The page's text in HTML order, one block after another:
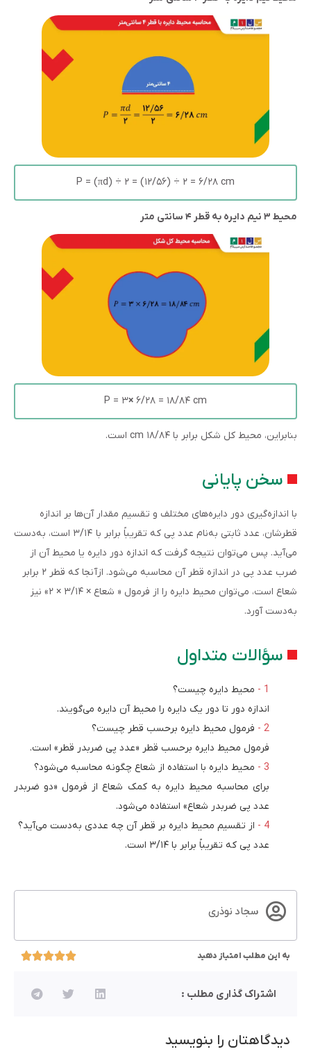
P = (πd) ÷ ۲ = (۱۲/۵۶) ÷ ۲ = ۶/۲۸ cm
محیط ۳ نیم دایره به قطر ۴ سانتی متر
P = ۳× ۶/۲۸ = ۱۸/۸۴ cm
بنابراین، محیط کل شکل برابر با ۱۸/۸۴ cm است.
سخن پایانی
با اندازه‌گیری دور دایره‌های مختلف و تقسیم مقدار آن‌ها بر اندازه
قطرشان، عدد ثابتی به‌نام عدد پی که تقریباً برابر با ۳/۱۴ است، به‌دست
می‌آید. پس می‌توان نتیجه گرفت که اندازه دور دایره یا محیط آن از
ضرب عدد پی در اندازه قطر آن محاسبه می‌شود. ازآنجا که قطر ۲ برابر
شعاع است، می‌توان محیط دایره را از فرمول « شعاع × ۳/۱۴ × ۲» نیز
به‌دست آورد.
سؤالات متداول
محیط دایره چیست؟
اندازه دور تا دور یک دایره را محیط آن دایره می‌گویند.
فرمول محیط دایره برحسب قطر چیست؟
فرمول محیط دایره برحسب قطر «عدد پی ضربدر قطر» است.
محیط دایره با استفاده از شعاع چگونه محاسبه می‌شود؟
برای محاسبه محیط دایره به کمک شعاع از فرمول «دو ضربدر
عدد پی ضربدر شعاع» استفاده می‌شود.
از تقسیم محیط دایره بر قطر آن چه عددی به‌دست می‌آید؟
عدد پی که تقریباً برابر با ۳/۱۴ است.
سجاد نوذری
به این مطلب امتیاز دهید
اشتراک گذاری مطلب :
دیدگاهتان را بنویسید